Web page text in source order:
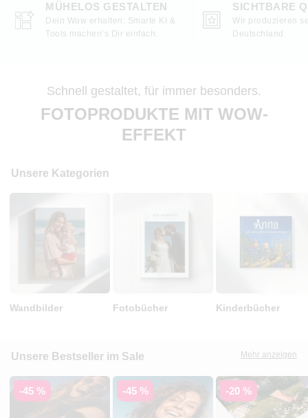
MÜHELOS GESTALTEN
Dein Wow erhalten: Smarte KI &
Tools machen’s Dir einfach.
SICHTBARE
Wir produzieren
Deutschland.
Schnell gestaltet, für immer besonders.
FOTOPRODUKTE MIT WOW-
EFFEKT
Unsere Kategorien
Wandbilder Fotobücher Kinderbücher
Unsere Bestseller im Sale Mehr anzeigen
-45 % -45 % -20 %